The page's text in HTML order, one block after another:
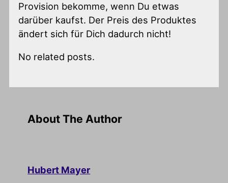
Provision bekomme, wenn Du etwas
darüber kaufst. Der Preis des Produktes
ändert sich für Dich dadurch nicht!
No related posts.
About The Author
Hubert Mayer